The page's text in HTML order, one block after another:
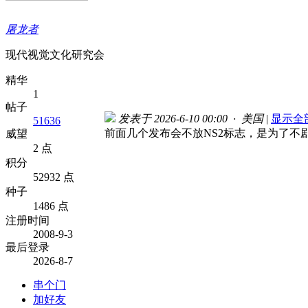
屠龙者
现代视觉文化研究会
精华
1
帖子
51636
威望
2 点
积分
52932 点
种子
1486 点
注册时间
2008-9-3
最后登录
2026-8-7
串个门
加好友
发表于 2026-6-10 00:00 · 美国 | 显示全
前面几个发布会不放NS2标志，是为了不